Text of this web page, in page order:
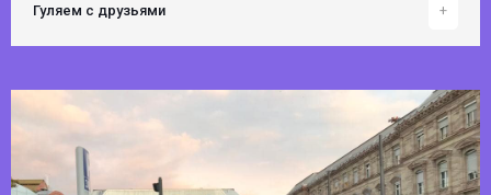
Гуляем с друзьями +